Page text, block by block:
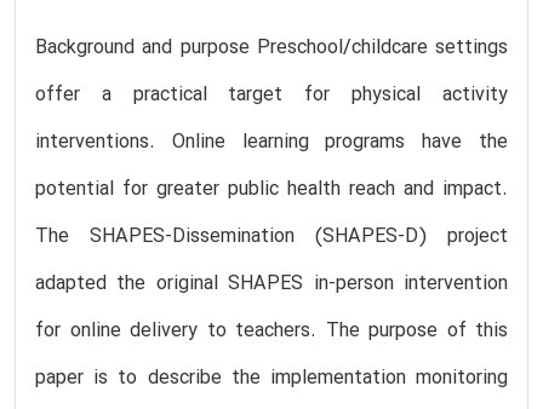
Background and purpose Preschool/childcare settings
offer a practical target for physical activity
interventions. Online learning programs have the
potential for greater public health reach and impact.
The SHAPES-Dissemination (SHAPES-D) project
adapted the original SHAPES in-person intervention
for online delivery to teachers. The purpose of this
paper is to describe the implementation monitoring